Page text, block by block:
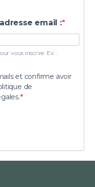
email :
vous inscrire. Ex. :
et confirme avoir
de